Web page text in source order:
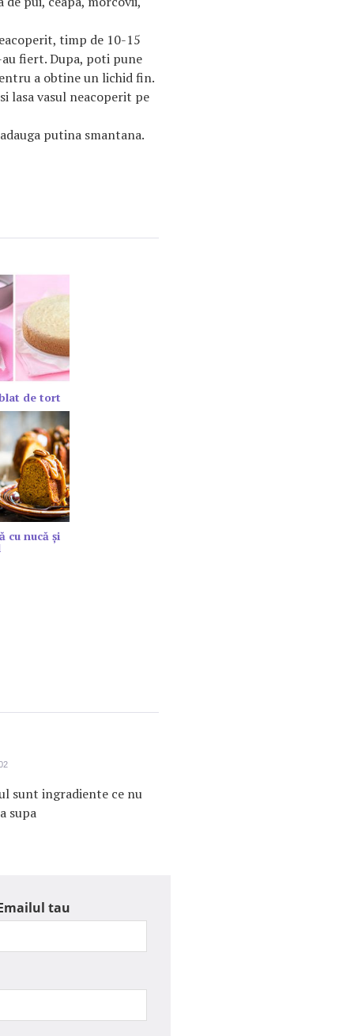
timp de 10-15
fiert. Dupa, poti pune
a obtine un lichid fin.
lasa vasul neacoperit pe
putina smantana.
de tort
cu nucă și
sunt ingradiente ce nu
supa
tau